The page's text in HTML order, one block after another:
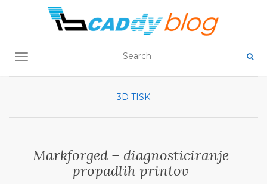
TOGGLE NAVIGATION
3D TISK
Markforged – diagnosticiranje
propadlih printov